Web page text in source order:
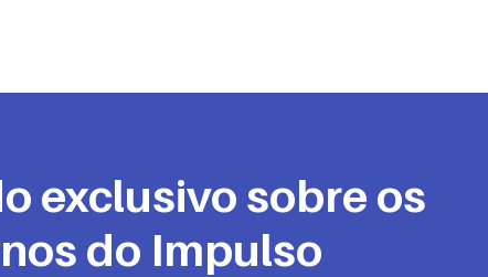
exclusivo sobre os
do Impulso